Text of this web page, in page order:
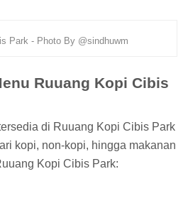
Park - Photo By @sindhuwm
Ruuang Kopi Cibis
di Ruuang Kopi Cibis Park
kopi, non-kopi, hingga makanan
Kopi Cibis Park: